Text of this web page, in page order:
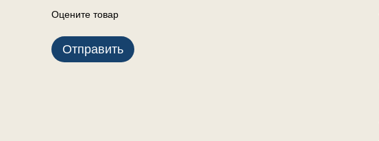
Оцените товар
Отправить